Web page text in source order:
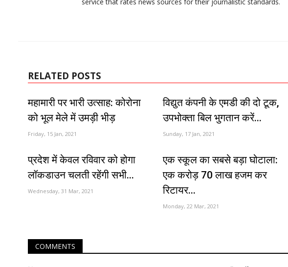
RELATED POSTS
महामारी पर भारी उत्साह: कोरोना
को भूल मेले में उमड़ी भीड़
Friday, 15 Jan, 2021
विद्युत कंपनी के एमडी की दो टूक,
उपभोक्ता बिल भुगतान करें...
Sunday, 17 Jan, 2021
प्रदेश में केवल रविवार को होगा
लॉकडाउन चलती रहेंगी सभी...
Wednesday, 31 Mar, 2021
एक स्कूल का सबसे बड़ा घोटाला:
एक करोड़ 70 लाख हजम कर
रिटायर...
Monday, 22 Mar, 2021
COMMENTS